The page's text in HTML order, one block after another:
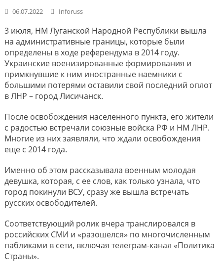
06.07.2022 Inforuss
3 июля, НМ Луганской Народной Республики вышла
на административные границы, которые были
определены в ходе референдума в 2014 году.
Украинские военизированные формирования и
примкнувшие к ним иностранные наемники с
большими потерями оставили свой последний оплот
в ЛНР – город Лисичанск.
После освобождения населенного пункта, его жители
с радостью встречали союзные войска РФ и НМ ЛНР.
Многие из них заявляли, что ждали освобождения
еще с 2014 года.
Именно об этом рассказывала военным молодая
девушка, которая, с ее слов, как только узнала, что
город покинули ВСУ, сразу же вышла встречать
русских освободителей.
Соответствующий ролик вчера транслировался в
российских СМИ и «разошелся» по многочисленным
пабликами в сети, включая телеграм-канал «Политика
Страны».